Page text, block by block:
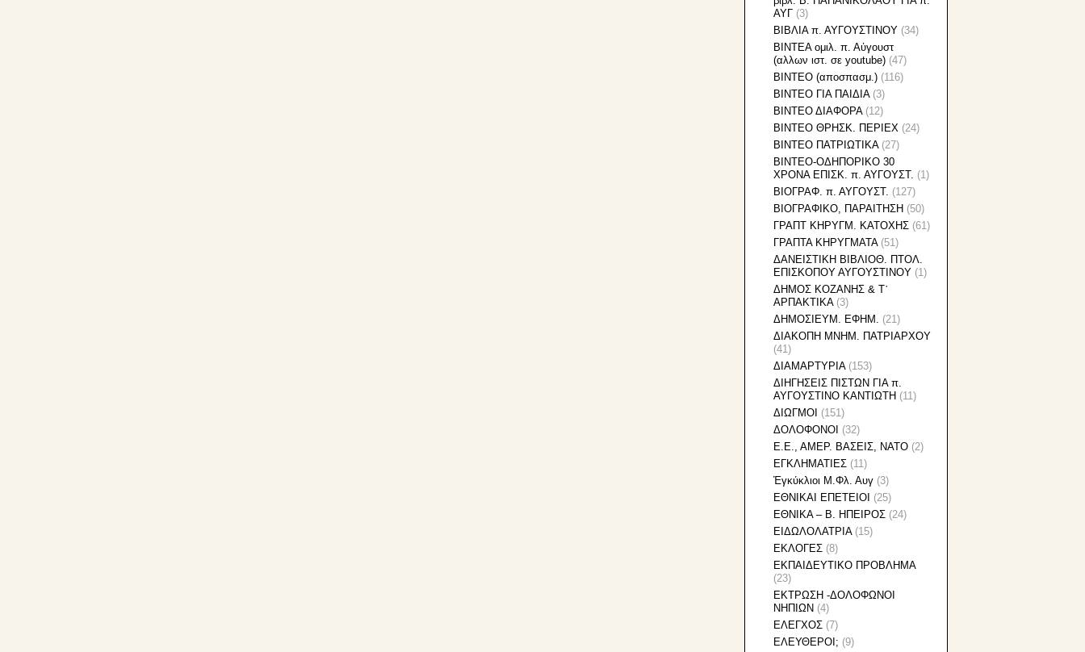
ΑΥΓ (3)
ΒΙΒΛΙΑ π. ΑΥΓΟΥΣΤΙΝΟΥ (34)
ΒΙΝΤΕΑ ομιλ. π. Αὐγουστ
(αλλων ιστ. σε youtube) (47)
ΒΙΝΤΕΟ (αποσπασμ.) (116)
ΒΙΝΤΕΟ ΓΙΑ ΠΑΙΔΙΑ(3)
ΒΙΝΤΕΟ ΔΙΑΦΟΡΑ(12)
ΒΙΝΤΕΟ ΘΡΗΣΚ. ΠΕΡΙΕΧ (24)
ΒΙΝΤΕΟ ΠΑΤΡΙΩΤΙΚΑ(27)
ΒΙΝΤΕΟ-ΟΔΗΠΟΡΙΚΟ 30
ΧΡΟΝΑ ΕΠΙΣΚ. π. ΑΥΓΟΥΣΤ. (1)
ΒΙΟΓΡΑΦ. π. ΑΥΓΟΥΣΤ. (127)
ΒΙΟΓΡΑΦΙΚΟ, ΠΑΡΑΙΤΗΣΗ (50)
ΓΡΑΠΤ ΚΗΡΥΓΜ. ΚΑΤΟΧΗΣ (61)
ΓΡΑΠΤΑ ΚΗΡΥΓΜΑΤΑ(51)
ΔΑΝΕΙΣΤΙΚΗ ΒΙΒΛΙΟΘ. ΠΤΟΛ.
ΕΠΙΣΚΟΠΟΥ ΑΥΓΟΥΣΤΙΝΟΥ (1)
ΔΗΜΟΣ ΚΟΖΑΝΗΣ & Τ᾽
ΑΡΠΑΚΤΙΚΑ(3)
ΔΗΜΟΣΙΕΥΜ. ΕΦΗΜ.
(21)
ΔΙΑΚΟΠΗ ΜΝΗΜ. ΠΑΤΡΙΑΡΧΟΥ
(41)
ΔΙΑΜΑΡΤΥΡΙΑ(153)
ΔΙΗΓΗΣΕΙΣ ΠΙΣΤΩΝ ΓΙΑ π.
ΑΥΓΟΥΣΤΙΝΟ ΚΑΝΤΙΩΤΗ (11)
ΔΙΩΓΜΟΙ (151)
ΔΟΛΟΦΟΝΟΙ (32)
Ε.Ε., ΑΜΕΡ. ΒΑΣΕΙΣ, ΝΑΤΟ (2)
ΕΓΚΛΗΜΑΤΙΕΣ (11)
Ἐγκύκλιοι Μ.Φλ. Αυγ (3)
ΕΘΝΙΚAI ΕΠΕΤΕΙΟΙ (25)
ΕΘΝΙΚΑ – Β. ΗΠΕΙΡΟΣ (24)
ΕΙΔΩΛΟΛΑΤΡΙΑ(15)
ΕΚΛΟΓΕΣ (8)
ΕΚΠΑΙΔΕΥΤΙΚΟ ΠΡΟΒΛΗΜΑ
(23)
ΕΚΤΡΩΣΗ -ΔΟΛΟΦΩΝΟΙ
ΝΗΠΙΩΝ (4)
ΕΛΕΓΧΟΣ (7)
ΕΛΕΥΘΕΡΟΙ; (9)